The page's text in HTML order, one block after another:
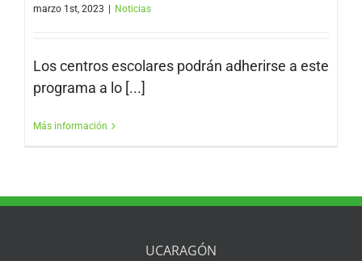
marzo 1st, 2023 Noticias
Los centros escolares podrán adherirse a este
programa a lo [...]
Más información
UCARAGÓN